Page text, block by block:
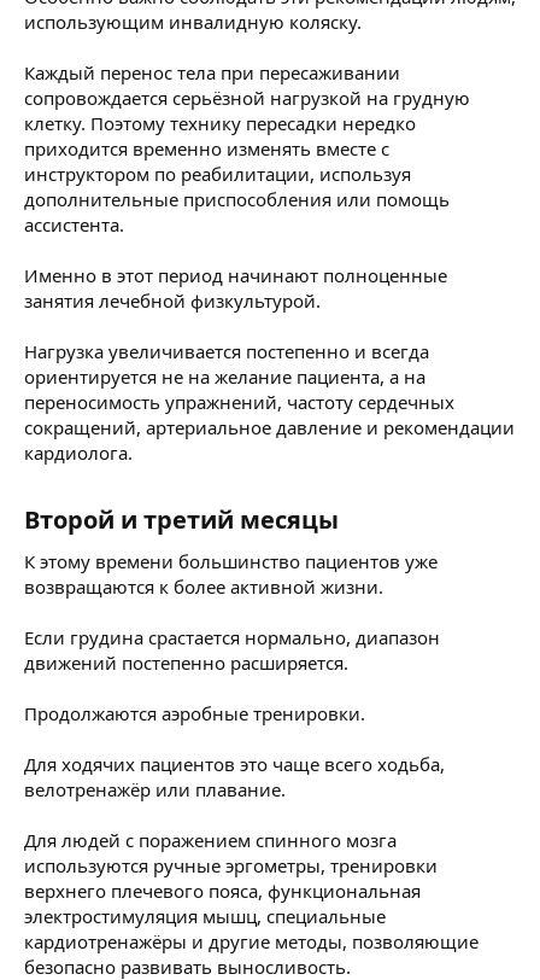
использующим инвалидную коляску.
Каждый перенос тела при пересаживании
сопровождается серьёзной нагрузкой на грудную
клетку. Поэтому технику пересадки нередко
приходится временно изменять вместе с
инструктором по реабилитации, используя
дополнительные приспособления или помощь
ассистента.
Именно в этот период начинают полноценные
занятия лечебной физкультурой.
Нагрузка увеличивается постепенно и всегда
ориентируется не на желание пациента, а на
переносимость упражнений, частоту сердечных
сокращений, артериальное давление и рекомендации
кардиолога.
Второй и третий месяцы​
К этому времени большинство пациентов уже
возвращаются к более активной жизни.
Если грудина срастается нормально, диапазон
движений постепенно расширяется.
Продолжаются аэробные тренировки.
Для ходячих пациентов это чаще всего ходьба,
велотренажёр или плавание.
Для людей с поражением спинного мозга
используются ручные эргометры, тренировки
верхнего плечевого пояса, функциональная
электростимуляция мышц, специальные
кардиотренажёры и другие методы, позволяющие
безопасно развивать выносливость.